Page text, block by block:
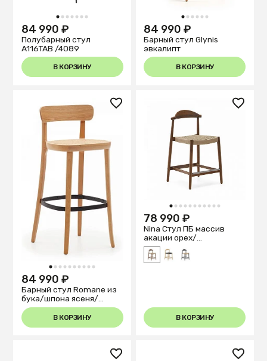
1 2 3 4 5 6 7
84 990 ₽
Полубарный стул
A116TAB /4089
В КОРЗИНУ
1 2 3 4 5 6
84 990 ₽
Барный стул Glynis
эвкалипт
В КОРЗИНУ
1 2 3 4 5 6 7 8 9 10
84 990 ₽
Барный стул Romane из
бука/шпона ясеня/
ротанг
В КОРЗИНУ
1 2 3 4 5 6 7 8 9 1011
78 990 ₽
Nina Стул ПБ массив
акации орех/
беж.веревка
В КОРЗИНУ